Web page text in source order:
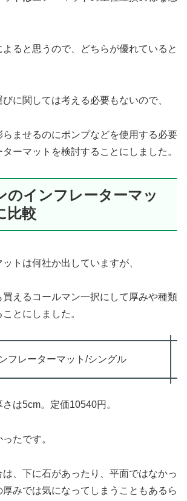
ると思うので、どちらが優れていると
に関しては考える必要もないので、
ませるのにポンプなどを使用する必要
ーマットを検討することにしました。
のインフレーターマッ
比較
トは何社か出していますが、
えるコールマン一択にして厚みや種類
とにしました。
フレーターマット/シングル
は5cm。定価10540円。
たです。
、下に石があったり、平面ではなかっ
みでは気になってしまうこともあるら